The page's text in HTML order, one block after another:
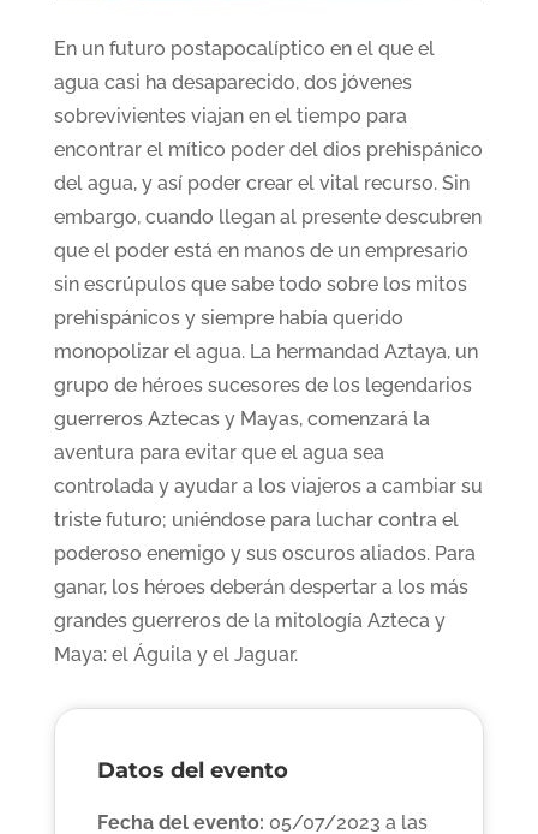
En un futuro postapocalíptico en el que el
agua casi ha desaparecido, dos jóvenes
sobrevivientes viajan en el tiempo para
encontrar el mítico poder del dios prehispánico
del agua, y así poder crear el vital recurso. Sin
embargo, cuando llegan al presente descubren
que el poder está en manos de un empresario
sin escrúpulos que sabe todo sobre los mitos
prehispánicos y siempre había querido
monopolizar el agua. La hermandad Aztaya, un
grupo de héroes sucesores de los legendarios
guerreros Aztecas y Mayas, comenzará la
aventura para evitar que el agua sea
controlada y ayudar a los viajeros a cambiar su
triste futuro; uniéndose para luchar contra el
poderoso enemigo y sus oscuros aliados. Para
ganar, los héroes deberán despertar a los más
grandes guerreros de la mitología Azteca y
Maya: el Águila y el Jaguar.
Datos del evento
Fecha del evento: 05/07/2023 a las